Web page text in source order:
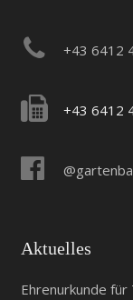
+43 6412
+43 6412
Aktuelles
Ehrenurkunde